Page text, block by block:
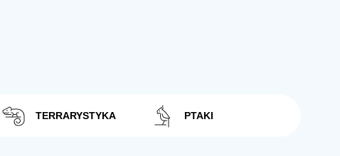
TERRARYSTYKA PTAKI